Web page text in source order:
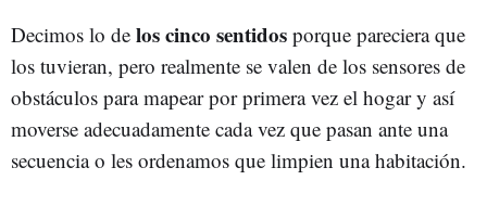
Decimos lo de los cinco sentidos porque pareciera que
los tuvieran, pero realmente se valen de los sensores de
obstáculos para mapear por primera vez el hogar y así
moverse adecuadamente cada vez que pasan ante una
secuencia o les ordenamos que limpien una habitación.